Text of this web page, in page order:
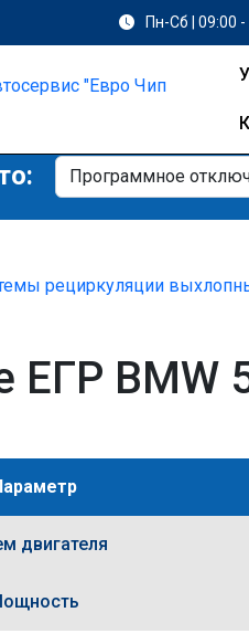
Пн-Сб | 09:00 -
рециркуляции
ЕГР BMW
двигателя